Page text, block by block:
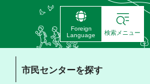
Foreign
Language
検索メニュー
市民センターを探す